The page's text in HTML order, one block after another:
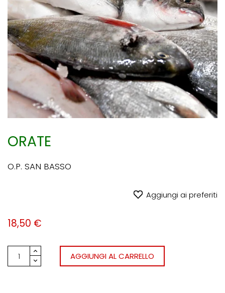
ORATE
O.P. SAN BASSO
Aggiungi ai preferiti
18,50 €
AGGIUNGI AL CARRELLO